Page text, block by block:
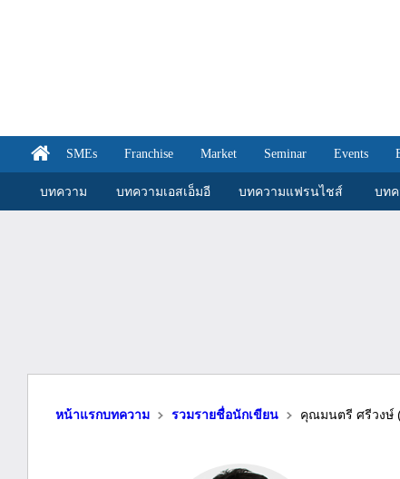
SMEs Franchise Market Seminar Events
บทความ บทความเอสเอ็มอี บทความแฟรนไชส์ บท
หน้าแรกบทความ รวมรายชื่อนักเขียน คุณมนตรี ศรีวงษ์